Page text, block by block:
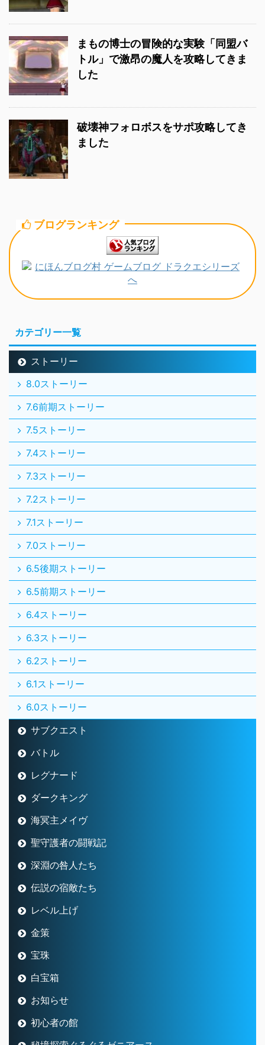
まもの博士の冒険的な実験「同盟バ
トル」で激昂の魔人を攻略してきま
した
破壊神フォロボスをサポ攻略してき
ました
ブログランキング
カテゴリー一覧
ストーリー
8.0ストーリー
7.6前期ストーリー
7.5ストーリー
7.4ストーリー
7.3ストーリー
7.2ストーリー
7.1ストーリー
7.0ストーリー
6.5後期ストーリー
6.5前期ストーリー
6.4ストーリー
6.3ストーリー
6.2ストーリー
6.1ストーリー
6.0ストーリー
サブクエスト
バトル
レグナード
ダークキング
海冥主メイヴ
聖守護者の闘戦記
深淵の咎人たち
伝説の宿敵たち
レベル上げ
金策
宝珠
白宝箱
お知らせ
初心者の館